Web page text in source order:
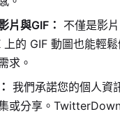
片與GIF： 不僅是影
的 GIF 動圖也能輕
求。
我們承諾您的個人資
或分享。